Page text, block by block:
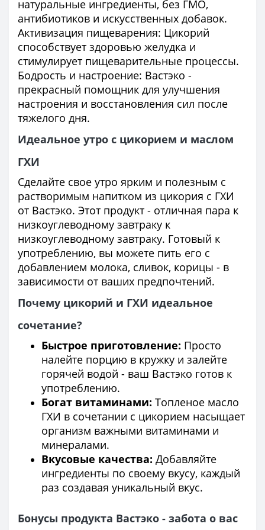
натуральные ингредиенты, без ГМО,
антибиотиков и искусственных добавок.
Активизация пищеварения: Цикорий
способствует здоровью желудка и
стимулирует пищеварительные процессы.
Бодрость и настроение: Вастэко -
прекрасный помощник для улучшения
настроения и восстановления сил после
тяжелого дня.
Идеальное утро с цикорием и маслом
ГХИ
Сделайте свое утро ярким и полезным с
растворимым напитком из цикория с ГХИ
от Вастэко. Этот продукт - отличная пара к
низкоуглеводному завтраку к
низкоуглеводному завтраку. Готовый к
употреблению, вы можете пить его с
добавлением молока, сливок, корицы - в
зависимости от ваших предпочтений.
Почему цикорий и ГХИ идеальное
сочетание?
Быстрое приготовление: Просто
налейте порцию в кружку и залейте
горячей водой - ваш Вастэко готов к
употреблению.
Богат витаминами: Топленое масло
ГХИ в сочетании с цикорием насыщает
организм важными витаминами и
минералами.
Вкусовые качества: Добавляйте
ингредиенты по своему вкусу, каждый
раз создавая уникальный вкус.
Бонусы продукта Вастэко - забота о вас